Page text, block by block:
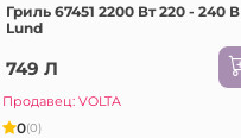
Гриль 67451 2200 Вт 220 - 240 В
Lund
749 Л
Продавец: VOLTA
0(0)